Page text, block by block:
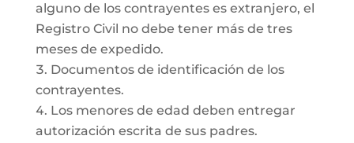
alguno de los contrayentes es extranjero, el
Registro Civil no debe tener más de tres
meses de expedido.
Documentos de identificación de los
contrayentes.
Los menores de edad deben entregar
autorización escrita de sus padres.